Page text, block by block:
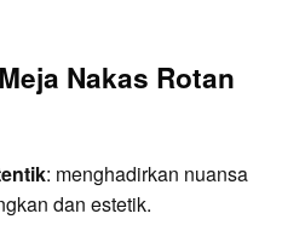
Nakas Rotan
: menghadirkan nuansa
dan estetik.